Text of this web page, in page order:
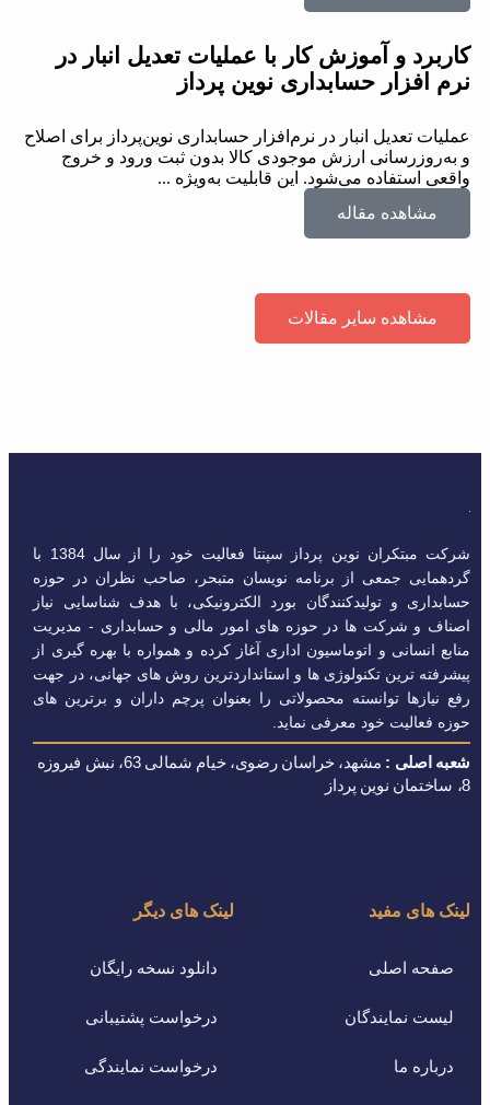
کاربرد و آموزش کار با عملیات تعدیل انبار در
نرم افزار حسابداری نوین پرداز
عملیات تعدیل انبار در نرم‌افزار حسابداری نوین‌پرداز برای اصلاح
و به‌روزرسانی ارزش موجودی کالا بدون ثبت ورود و خروج
واقعی استفاده می‌شود. این قابلیت به‌ویژه ...
مشاهده مقاله
مشاهده سایر مقالات
شرکت مبتکران نوین پرداز سپنتا فعالیت خود را از سال 1384 با
گردهمایی جمعی از برنامه نویسان متبحر، صاحب نظران در حوزه
حسابداری و تولیدکنندگان بورد الکترونیکی، با هدف شناسایی نیاز
اصناف و شرکت ها در حوزه های امور مالی و حسابداری - مدیریت
منابع انسانی و اتوماسیون اداری آغاز کرده و همواره با بهره گیری از
پیشرفته ترین تکنولوژی ها و استانداردترین روش های جهانی، در جهت
رفع نیازها توانسته محصولاتی را بعنوان پرچم داران و برترین های
حوزه فعالیت خود معرفی نماید.
شعبه اصلی :
مشهد، خراسان رضوی، خیام شمالی 63، نبش فیروزه
8، ساختمان نوین پرداز
لینک های مفید
صفحه اصلی
لیست نمایندگان
درباره ما
لینک های دیگر
دانلود نسخه رایگان
درخواست پشتیبانی
درخواست نمایندگی